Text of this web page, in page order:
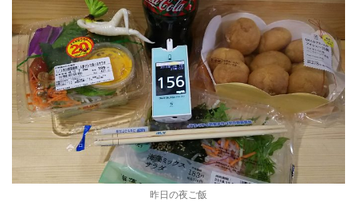
昨日の夜ご飯